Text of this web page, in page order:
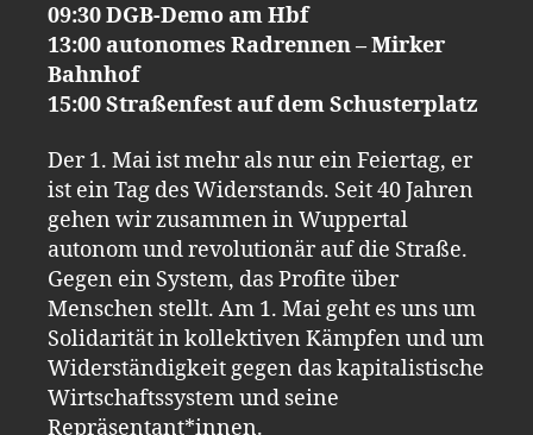
09:30 DGB-Demo am Hbf
13:00 autonomes Radrennen – Mirker
Bahnhof
15:00 Straßenfest auf dem Schusterplatz
Der 1. Mai ist mehr als nur ein Feiertag, er
ist ein Tag des Widerstands. Seit 40 Jahren
gehen wir zusammen in Wuppertal
autonom und revolutionär auf die Straße.
Gegen ein System, das Profite über
Menschen stellt. Am 1. Mai geht es uns um
Solidarität in kollektiven Kämpfen und um
Widerständigkeit gegen das kapitalistische
Wirtschaftssystem und seine
Repräsentant*innen.